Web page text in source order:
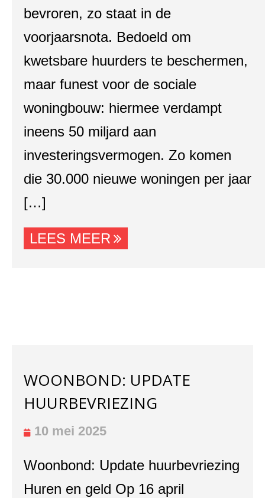
bevroren, zo staat in de
voorjaarsnota. Bedoeld om
kwetsbare huurders te beschermen,
maar funest voor de sociale
woningbouw: hiermee verdampt
ineens 50 miljard aan
investeringsvermogen. Zo komen
die 30.000 nieuwe woningen per jaar
[…]
LEES MEER
WOONBOND: UPDATE
HUURBEVRIEZING
10 mei 2025
Woonbond: Update huurbevriezing
Huren en geld Op 16 april